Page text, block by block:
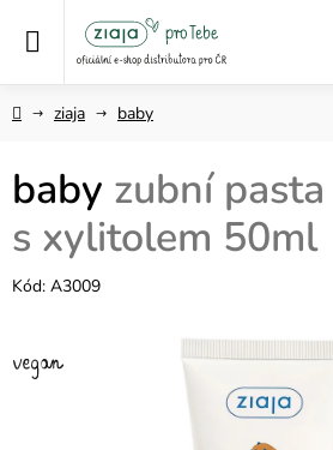
Domůziaja baby
baby zubní
s xylitolem 50ml
Kód: A3009